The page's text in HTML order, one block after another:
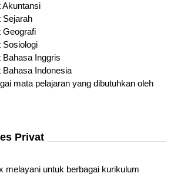
Akuntansi
Sejarah
Geografi
Sosiologi
Bahasa Inggris
Bahasa Indonesia
mata pelajaran yang dibutuhkan oleh
Privat
melayani untuk berbagai kurikulum